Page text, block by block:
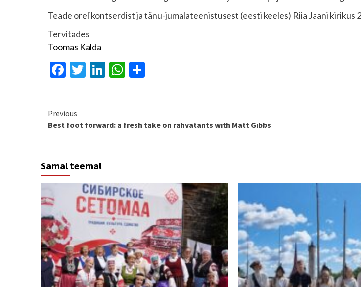
Teade orelikontserdist ja tänu-jumalateenistusest (eesti keeles) Riia Jaani kirikus
Tervitades
Toomas Kalda
Facebook
Twitter
LinkedIn
WhatsApp
Continue
Reading
Previous
Best foot forward: a fresh take on rahvatants with Matt Gibbs
Samal teemal